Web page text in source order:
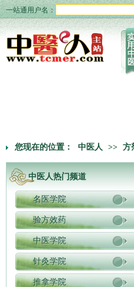
一站通用户名：
您现在的位置： 中医人 >> 方
中医人热门频道
名医学院
验方效药
中医学院
针灸学院
推拿学院